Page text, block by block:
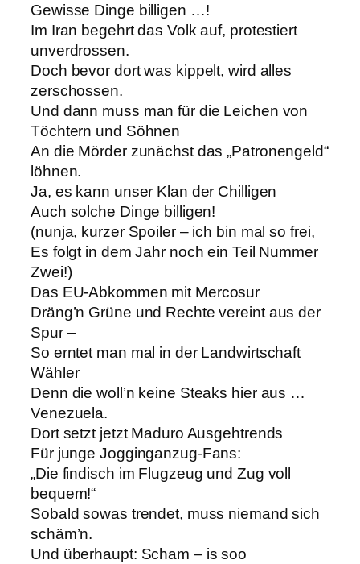
Gewisse Dinge billigen …!
Im Iran begehrt das Volk auf, protestiert
unverdrossen.
Doch bevor dort was kippelt, wird alles
zerschossen.
Und dann muss man für die Leichen von
Töchtern und Söhnen
An die Mörder zunächst das „Patronengeld“
löhnen.
Ja, es kann unser Klan der Chilligen
Auch solche Dinge billigen!
(nunja, kurzer Spoiler – ich bin mal so frei,
Es folgt in dem Jahr noch ein Teil Nummer
Zwei!)
Das EU-Abkommen mit Mercosur
Dräng’n Grüne und Rechte vereint aus der
Spur –
So erntet man mal in der Landwirtschaft
Wähler
Denn die woll’n keine Steaks hier aus …
Venezuela.
Dort setzt jetzt Maduro Ausgehtrends
Für junge Jogginganzug-Fans:
„Die findisch im Flugzeug und Zug voll
bequem!“
Sobald sowas trendet, muss niemand sich
schäm’n.
Und überhaupt: Scham – is soo